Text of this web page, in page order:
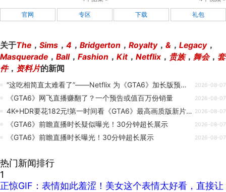
官网 专区 下载 礼包
关于The ， Sims ， 4 ， Bridgerton ， Royalty， & ， Legacy，
Masquerade ， Ball， Fashion ， Kit， Netflix ， 贵族， 舞会， 套
件， 资料片的新闻
“这吃相简直太难看了”——Netflix 为《GTA6》加长版预览设置付费门槛引发粉丝不满 2026-08-07
《GTA6》网飞直播赚翻了？一个预告或值百万份销量 2026-08-07
4K+HDR要花182元!第一时间看《GTA6》最高画质版新片成本太大 2026-08-07
《GTA6》前瞻直播时长疑似曝光！30分钟超长展示 2026-08-07
《GTA6》前瞻直播时长曝光！30分钟超长展示 2026-08-07
热门新闻排行
1
正惊GIF：表情如此羞涩！美女这个表情太好看，直接让